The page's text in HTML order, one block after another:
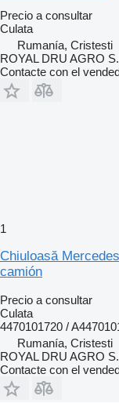
Precio a consultar
Culata
Rumanía, Cristesti
ROYAL DRU AGRO
Contacte con el
1
Chiuloasă
camión
Precio a consultar
Culata
4470101720 /
Rumanía, Cristesti
ROYAL DRU AGRO
Contacte con el